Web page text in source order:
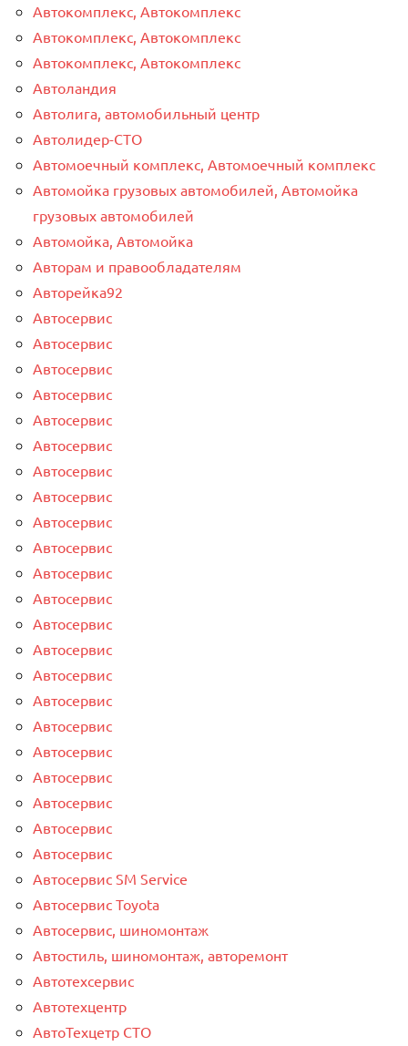
Автокомплекс, Автокомплекс
Автокомплекс, Автокомплекс
Автокомплекс, Автокомплекс
Автоландия
Автолига, автомобильный центр
Автолидер-СТО
Автомоечный комплекс, Автомоечный комплекс
Автомойка грузовых автомобилей, Автомойка
грузовых автомобилей
Автомойка, Автомойка
Авторам и правообладателям
Авторейка92
Автосервис
Автосервис
Автосервис
Автосервис
Автосервис
Автосервис
Автосервис
Автосервис
Автосервис
Автосервис
Автосервис
Автосервис
Автосервис
Автосервис
Автосервис
Автосервис
Автосервис
Автосервис
Автосервис
Автосервис
Автосервис
Автосервис
Автосервис SM Service
Автосервис Toyota
Автосервис, шиномонтаж
Автостиль, шиномонтаж, авторемонт
Автотехсервис
Автотехцентр
АвтоТехцетр СТО